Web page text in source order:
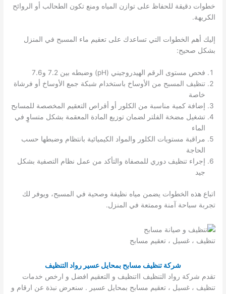
خطوات دقيقة للحفاظ على توازن المياه ومنع تكون الطحالب أو الروائح
الكريهة.
إليك أهم الخطوات التي تساعدك على تعقيم ماء المسبح في المنزل
بشكل صحيح:
فحص مستوى الرقم الهيدروجيني (pH) وضبطه بين 7.2 و7.6
تنظيف المسبح من الأوساخ باستخدام شبكة جمع الأوساخ أو فرشاة
خاصة
إضافة كمية مناسبة من الكلور أو أقراص التعقيم المخصصة للمسابح
تشغيل مضخة الفلتر لضمان توزيع المادة المعقمة بشكل متساوٍ في
الماء
مراقبة مستويات الكلور والمواد الكيميائية بانتظام وضبطها حسب
الحاجة
إجراء تنظيف دوري للمصفاة والتأكد من عمل نظام التصفية بشكل
جيد
اتباع هذه الخطوات يضمن مياه نظيفة وصحية في المسبح، ويوفر لك
تجربة سباحة آمنة وممتعة في المنزل.
تنظيف ، غسيل ، تعقيم مسابح
شركة تنظيف مسابح بمحايل عسير رواد التنظيف
تقدم شركة رواد التنظيف ااتنظيف و التعقيم افضل و ارخص خدمات
تنظيف ، غسيل ، تعقيم مسابح بمحايل عسير . سنعرض نبذة عن ارقام و